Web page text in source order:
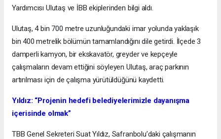
Yardımcısı Ulutaş ve İBB ekiplerinden bilgi aldı.
Ulutaş, 4 bin 700 metre uzunluğundaki imar yolunda yaklaşık
bin 400 metrelik bölümün tamamlandığını dile getirdi. İlçede 3
damperli kamyon, bir ekskavatör, greyder ve kepçeyle
çalışmaların devam ettiğini söyleyen Ulutaş, araç parkının
artırılması için de çalışma yürütüldüğünü kaydetti.
Yıldız: “Projenin hedefi belediyelerimizle dayanışma
içerisinde olmak”
TBB Genel Sekreteri Suat Yıldız, Safranbolu’daki çalışmanın